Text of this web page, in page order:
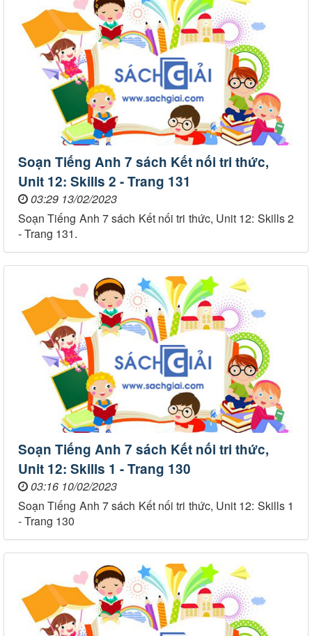
Soạn Tiếng Anh 7 sách Kết nối tri thức,
Unit 12: Skills 2 - Trang 131
03:29 13/02/2023
Soạn Tiếng Anh 7 sách Kết nối tri thức, Unit 12: Skills 2
- Trang 131.
Soạn Tiếng Anh 7 sách Kết nối tri thức,
Unit 12: Skills 1 - Trang 130
03:16 10/02/2023
Soạn Tiếng Anh 7 sách Kết nối tri thức, Unit 12: Skills 1
- Trang 130